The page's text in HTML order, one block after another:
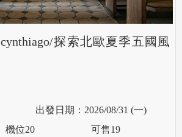
cynthiago/探索北歐夏季五國風
2026/08/31 (一)
機位20 可售19